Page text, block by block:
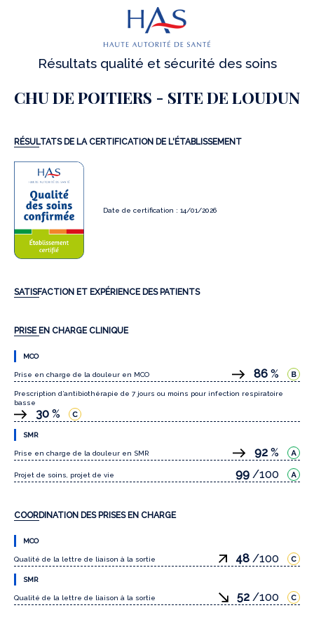
Résultats qualité et sécurité des soins
CHU DE POITIERS - SITE DE LOUDUN
RÉSULTATS DE LA CERTIFICATION DE L'ÉTABLISSEMENT
Date de certification : 14/01/2026
SATISFACTION ET EXPÉRIENCE DES PATIENTS
PRISE EN CHARGE CLINIQUE
MCO
Prise en charge de la douleur en MCO 86 %
Prescription d’antibiothérapie de 7 jours ou moins pour infection respiratoire
basse
30 %
SMR
Prise en charge de la douleur en SMR 92 %
Projet de soins, projet de vie 99 /100
COORDINATION DES PRISES EN CHARGE
MCO
Qualité de la lettre de liaison à la sortie 48 /100
SMR
Qualité de la lettre de liaison à la sortie 52 /100